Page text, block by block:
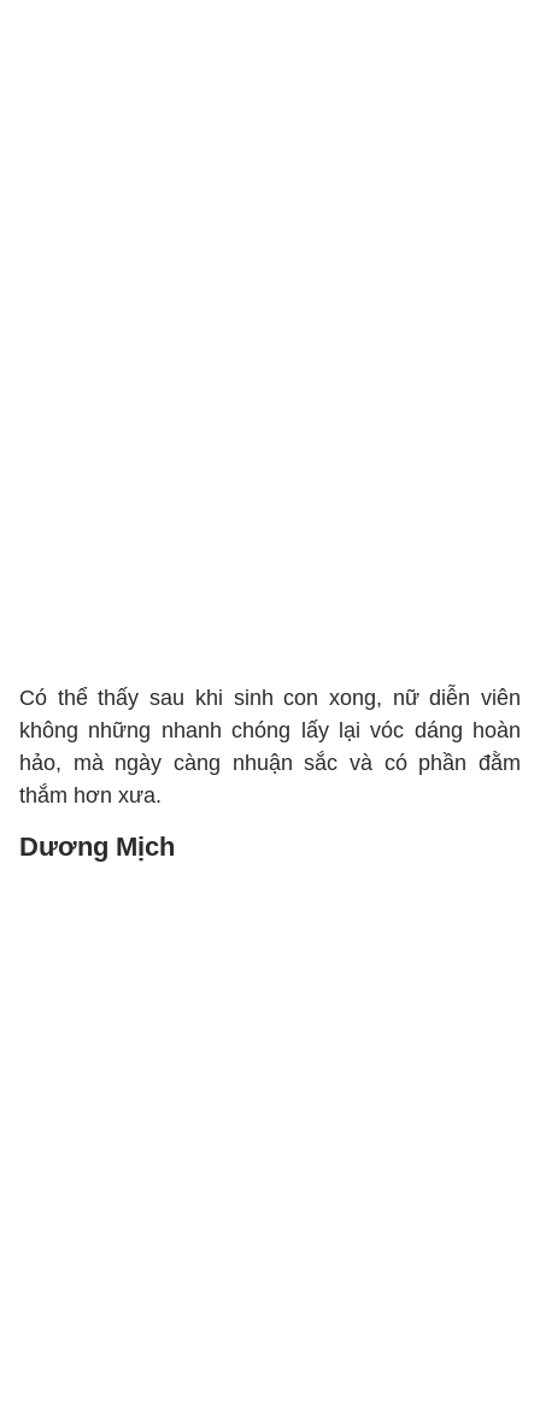
Có thể thấy sau khi sinh con xong, nữ diễn viên
không những nhanh chóng lấy lại vóc dáng hoàn
hảo, mà ngày càng nhuận sắc và có phần đằm
thắm hơn xưa.
Dương Mịch